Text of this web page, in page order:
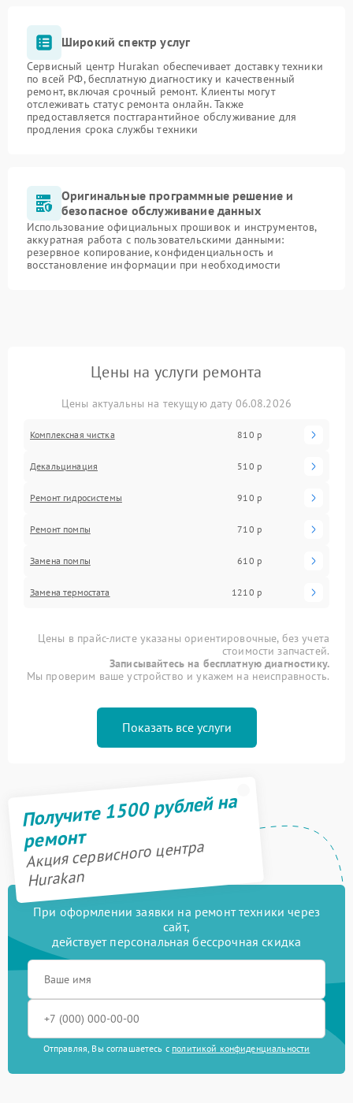
Широкий спектр услуг
Сервисный центр Hurakan обеспечивает доставку техники
по всей РФ, бесплатную диагностику и качественный
ремонт, включая срочный ремонт. Клиенты могут
отслеживать статус ремонта онлайн. Также
предоставляется постгарантийное обслуживание для
продления срока службы техники
Оригинальные программные решение и
безопасное обслуживание данных
Использование официальных прошивок и инструментов,
аккуратная работа с пользовательскими данными:
резервное копирование, конфиденциальность и
восстановление информации при необходимости
Цены на услуги ремонта
Цены актуальны на текущую дату 06.08.2026
Комплексная чистка 810 р
Декальцинация 510 р
Ремонт гидросистемы 910 р
Ремонт помпы 710 р
Замена помпы 610 р
Замена термостата 1210 р
Цены в прайс-листе указаны ориентировочные, без учета
стоимости запчастей.
Записывайтесь на бесплатную диагностику.
Мы проверим ваше устройство и укажем на неисправность.
Показать все услуги
Получите 1500 рублей на
ремонт
Акция сервисного центра
Hurakan
При оформлении заявки на ремонт техники через
сайт,
действует персональная бессрочная скидка
Отправляя, Вы соглашаетесь с политикой конфиденциальности